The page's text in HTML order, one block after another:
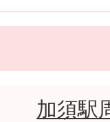
加須駅